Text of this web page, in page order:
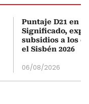
Puntaje D21 en
Significado,
subsidios a los
el Sisbén 2026
06/08/2026